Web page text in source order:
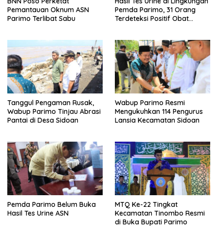
Pemantauan Oknum ASN
Parimo Terlibat Sabu
Pemda Parimo, 31 Orang
Terdeteksi Positif Obat
Tanggul Pengaman Rusak,
Wabup Parimo Tinjau Abrasi
Pantai di Desa Sidoan
Wabup Parimo Resmi
Mengukuhkan 114 Pengurus
Lansia Kecamatan Sidoan
Pemda Parimo Belum Buka
Hasil Tes Urine ASN
MTQ Ke-22 Tingkat
Kecamatan Tinombo Resmi
di Buka Bupati Parimo